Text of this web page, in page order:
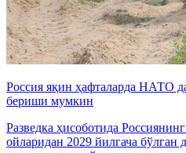
Россия яқин ҳафталарда НАТО
бериши мумкин
Разведка ҳисоботида
ойларидан 2029 йилгача бўлган